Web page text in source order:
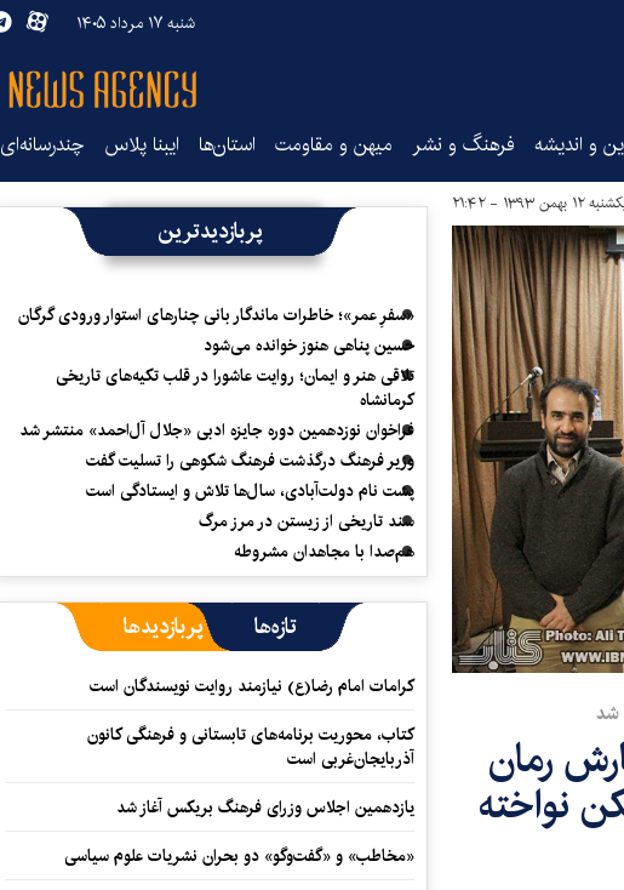
شنبه ۱۷ مرداد ۱۴۰۵
و اندیشه فرهنگ و نشر میهن و مقاومت استان‌ها ایبنا پلاس چندرسانه‌ای
۱۲ بهمن ۱۳۹۳ - ۲۱:۴۲
شد
نگارش رمان
نواخته
پربازدیدترین
«سفرِ عمر»؛ خاطرات ماندگار بانی چنارهای استوار ورودی گرگان
حسین پناهی هنوز خوانده می‌شود
تلاقی هنر و ایمان؛ روایت عاشورا در قلب تکیه‌های تاریخی
کرمانشاه
فراخوان نوزدهمین دوره جایزه ادبی «جلال آل‌احمد» منتشر شد
وزیر فرهنگ درگذشت فرهنگ شکوهی را تسلیت گفت
پشت نام دولت‌آبادی، سال‌ها تلاش و ایستادگی است
سند تاریخی از زیستن در مرز مرگ
هم‌صدا با مجاهدان مشروطه
تازه‌ها پربازدیدها
کرامات امام رضا(ع) نیازمند روایت نویسندگان است
کتاب، محوریت برنامه‌های تابستانی و فرهنگی کانون
آذربایجان‌غربی است
یازدهمین اجلاس وزرای فرهنگ بریکس آغاز شد
«مخاطب» و «گفت‌وگو» دو بحران نشریات علوم سیاسی